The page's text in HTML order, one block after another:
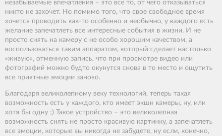
незабываемые впечатления – это все то, от чего отказываться
никто не захочет. Но помимо того, что свое свободное время
хочется проводить как-то особенно и необычно, у каждого есть
желание запечатлеть все интересные события в жизни. И не
просто снять на камеру с не особо хорошим качеством, а
воспользоваться таким аппаратом, который сделает настолько
«живую», отменную запись, что при просмотре видео или
фотографий можно будто окунутся снова в то место и ощутить
все приятные эмоции заново.
Благодаря великолепному веку технологий, теперь такая
возможность есть у каждого, кто имеет экшн камеры, ну, или
хотя бы одну ;) Такое устройство – это великолепная
возможность снять не просто красивую картинку, а запечатлеть
все эмоции, которые вы никогда не забудете, ну если, конечно,